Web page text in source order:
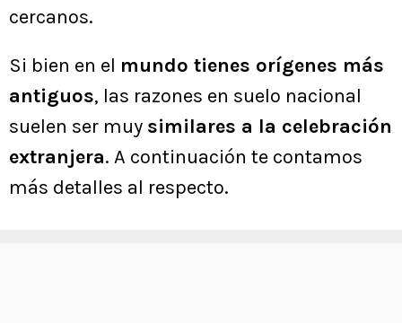
cercanos.
Si bien en el mundo tienes orígenes más
antiguos, las razones en suelo nacional
suelen ser muy similares a la celebración
extranjera. A continuación te contamos
más detalles al respecto.